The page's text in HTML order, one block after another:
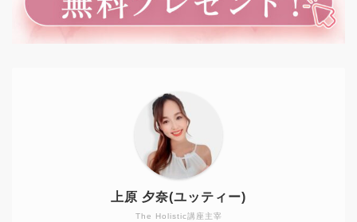
The Holistic講座主宰
上原 夕奈(ユッティー)